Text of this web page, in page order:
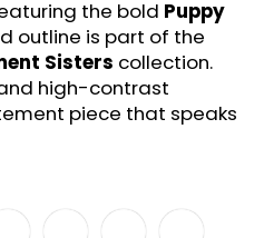
the bold Puppy
outline is part of the
Sisters collection.
high-contrast
piece that speaks